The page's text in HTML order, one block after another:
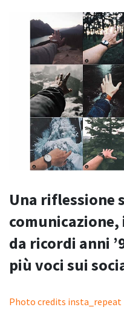
Una riflessione
da ricordi anni
più voci sui
Photo credits insta_repeat